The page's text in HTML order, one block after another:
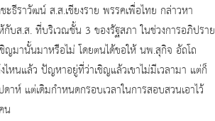
ธีราวัฒน์ ส.ส.เชียงราย พรรคเพื่อไทย กล่าวหา
บส.ส. ที่บริเวณชั้น 3 ของรัฐสภา ในช่วงการอภิปราย
มานั้นมาหรือไม่ โดยตนได้ขอให้ นพ.สุกิจ อัถโถ
นแล้ว ปัญหาอยู่ที่ว่าเชิญแล้วเขาไม่มีเวลามา แต่ก็
ห์ แต่เดิมกำหนดกรอบเวลาในการสอบสวนเอาไว้
น